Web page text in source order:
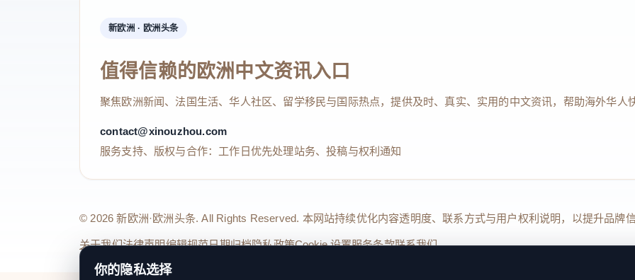
新欧洲 · 欧洲头条
值得信赖的欧洲中文资讯入口
聚焦欧洲新闻、法国生活、华人社区、留学移民与国际热点，提供及时、真实、实用的中文资讯，帮助海外华人
contact@xinouzhou.com
服务支持、版权与合作：工作日优先处理站务、投稿与权利通知
© 2026 新欧洲·欧洲头条. All Rights Reserved. 本网站持续优化内容透明度、联系方式与用户权利说明，以提升品牌
关于我们法律声明编辑规范日期归档隐私政策Cookie 设置服务条款联系我们
你的隐私选择